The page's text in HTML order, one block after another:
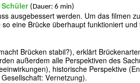
(Dauer: 6 min)
ausgebessert werden. Um das filmen
eine Brücke überhaupt funktioniert
Brücken stabil?), erklärt
außerdem alle Perspektiven des
historische Perspektive
Vernetzung).